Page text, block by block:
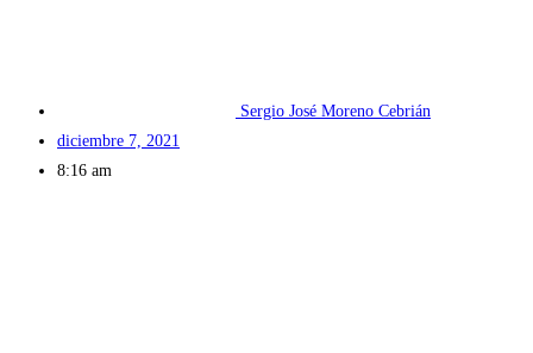
Sergio José Moreno Cebrián
diciembre 7, 2021
8:16 am